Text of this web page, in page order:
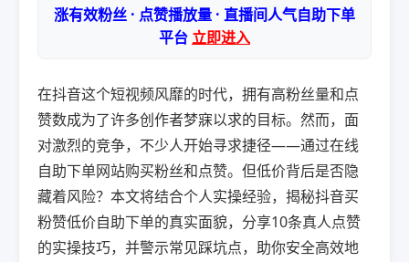
涨有效粉丝 · 点赞播放量 · 直播间人气自助下单
平台立即进入
在抖音这个短视频风靡的时代，拥有高粉丝量和点
赞数成为了许多创作者梦寐以求的目标。然而，面
对激烈的竞争，不少人开始寻求捷径——通过在线
自助下单网站购买粉丝和点赞。但低价背后是否隐
藏着风险？本文将结合个人实操经验，揭秘抖音买
粉赞低价自助下单的真实面貌，分享10条真人点赞
的实操技巧，并警示常见踩坑点，助你安全高效地